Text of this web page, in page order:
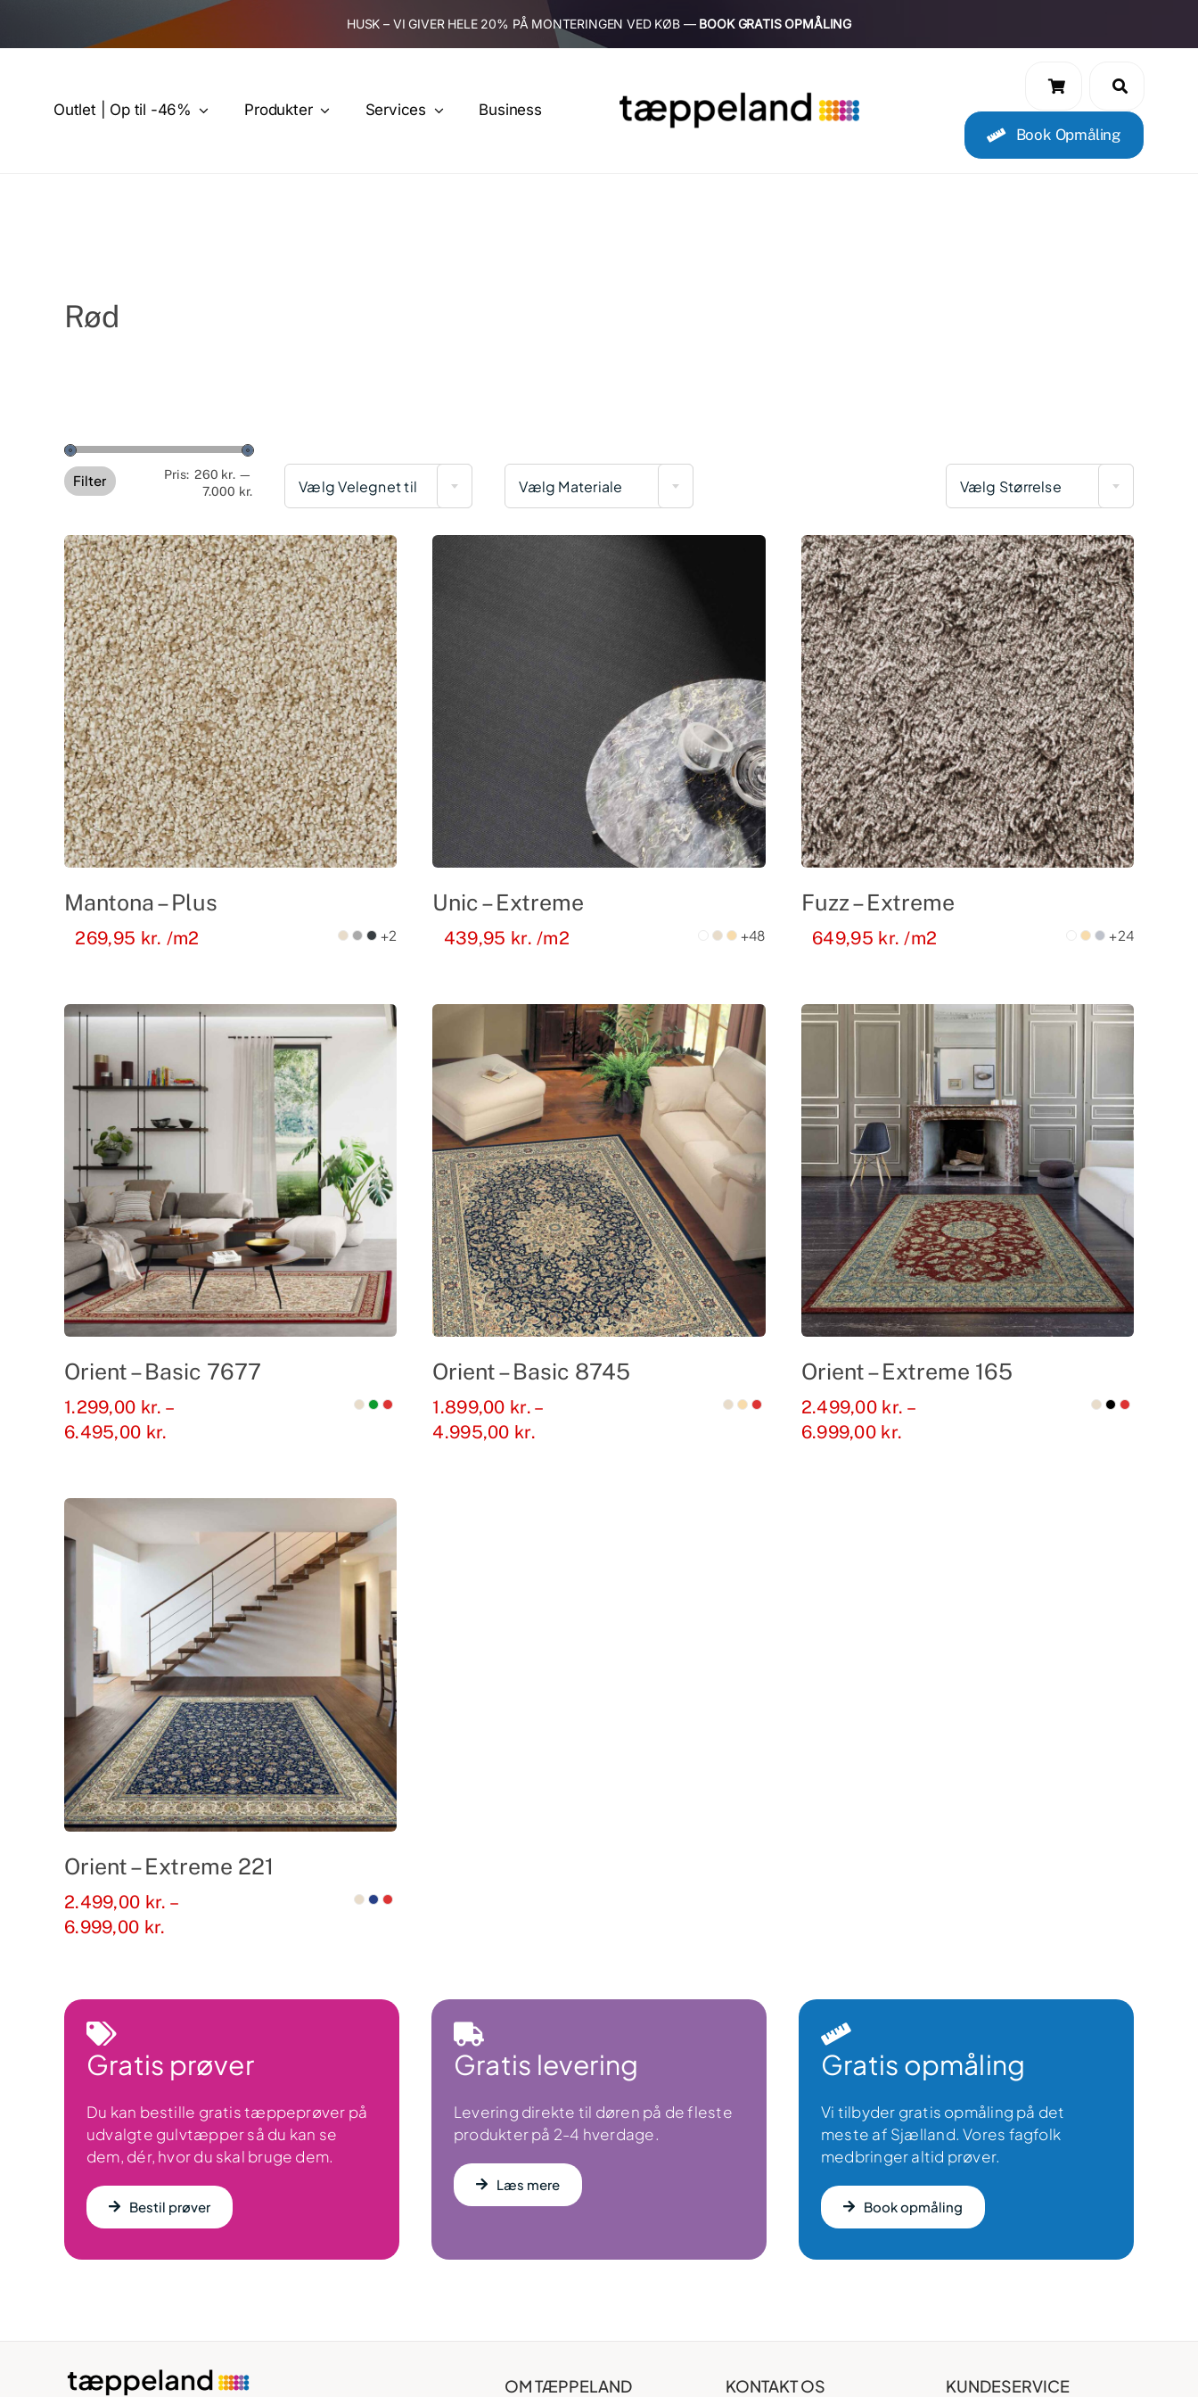
content
HUSK – VI GIVER HELE 20% PÅ MONTERINGEN VED KØB — BOOK GRATIS OPMÅLING
Outlet | Op til -46% Produkter Services
Business
Book Opmåling
Rød
pris
pris
Filter Pris: 260 kr.—
7.000 kr.
Vælg Velegnet til Vælg Materiale Vælg Størrelse
Mantona – Plus
269,95 kr. /m2 +2
Unic – Extreme
439,95 kr. /m2 +48
Fuzz – Extreme
649,95 kr. /m2 +24
Orient – Basic 7677
1.299,00 kr. –
6.495,00 kr.
6.495,00 kr.
Orient – Basic 8745
1.899,00 kr. –
4.995,00 kr.Prisinterval:
Orient – Extreme 165
2.499,00 kr. –
6.999,00 kr.
Orient – Extreme 221
2.499,00 kr. –
6.999,00 kr.
6.999,00 kr.
Gratis prøver
Du kan bestille gratis tæppeprøver på
udvalgte gulvtæpper så du kan se
dem, dér, hvor du skal bruge dem.
Bestil prøver
Gratis levering
Levering direkte til døren på de fleste
produkter på 2-4 hverdage.
Læs mere
Gratis opmåling
Vi tilbyder gratis opmåling på det
meste af Sjælland. Vores fagfolk
medbringer altid prøver.
Book opmåling
OM TÆPPELAND KONTAKT OS KUNDESERVICE